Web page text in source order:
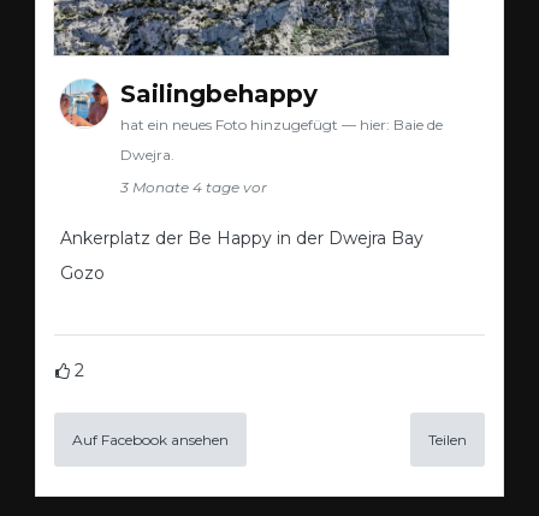
Sailingbehappy
hat ein neues Foto hinzugefügt — hier: Baie de
Dwejra.
3 Monate 4 tage vor
Ankerplatz der Be Happy in der Dwejra Bay
Gozo
2
Auf Facebook ansehen Teilen